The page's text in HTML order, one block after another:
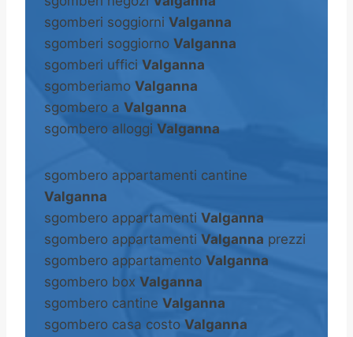
sgomberi soggiorni Valganna
sgomberi soggiorno Valganna
sgomberi uffici Valganna
sgomberiamo Valganna
sgombero a Valganna
sgombero alloggi Valganna
sgombero appartamenti cantine
Valganna
sgombero appartamenti Valganna
sgombero appartamenti Valganna prezzi
sgombero appartamento Valganna
sgombero box Valganna
sgombero cantine Valganna
sgombero casa costo Valganna